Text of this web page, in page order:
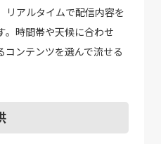
リアルタイムで配信内容を
。時間帯や天候に合わせ
コンテンツを選んで流せる